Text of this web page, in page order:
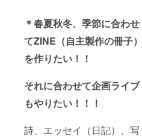
＊春夏秋冬、季節に合わせ
てZINE（自主製作の冊子）
を作りたい！！
それに合わせて企画ライブ
もやりたい！！！
詩、エッセイ（日記）、写